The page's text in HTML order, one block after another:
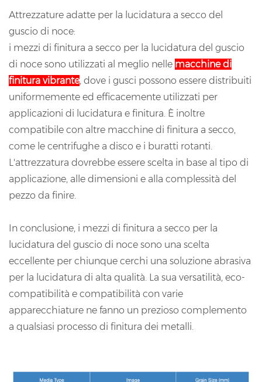
Attrezzature adatte per la lucidatura a secco del
guscio di noce:
i mezzi di finitura a secco per la lucidatura del guscio
di noce sono utilizzati al meglio nelle macchine di
finitura vibrante, dove i gusci possono essere distribuiti
uniformemente ed efficacemente utilizzati per
applicazioni di lucidatura e finitura. È inoltre
compatibile con altre macchine di finitura a secco,
come le centrifughe a disco e i buratti rotanti.
L'attrezzatura dovrebbe essere scelta in base al tipo di
applicazione, alle dimensioni e alla complessità del
pezzo da finire.
In conclusione, i mezzi di finitura a secco per la
lucidatura del guscio di noce sono una scelta
eccellente per chiunque cerchi una soluzione abrasiva
per la lucidatura di alta qualità. La sua versatilità, eco-
compatibilità e compatibilità con varie
apparecchiature ne fanno un prezioso complemento
a qualsiasi processo di finitura dei metalli.